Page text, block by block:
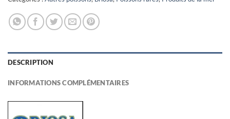
DESCRIPTION
INFORMATIONS COMPLÉMENTAIRES